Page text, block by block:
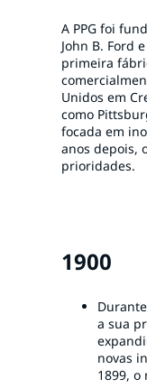
A PPG foi
John B. Ford
primeira
Unidos em
como
focada em
anos depois,
prioridades.
1900
a sua
novas
1899, o